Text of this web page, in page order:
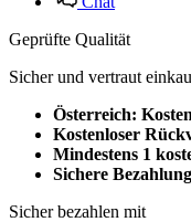
Geprüfte Qualität
Sicher und vertraut
Österreich:
Kostenloser
Mindestens 1
Sichere Bezahlung
Sicher bezahlen mit